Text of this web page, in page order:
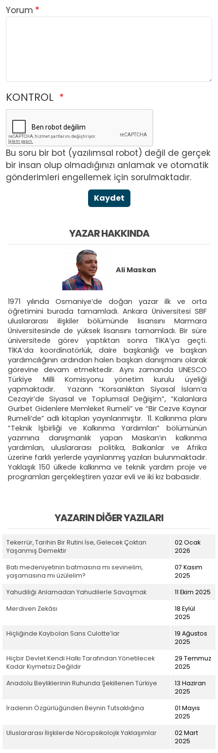
Yorum
KONTROL
Bu soru bir bot (yazılımsal robot) değil de gerçek
bir insan olup olmadığınızı anlamak ve otomatik
gönderimleri engellemek için sorulmaktadır.
Kaydet
YAZAR HAKKINDA
Ali Maskan
1971 yılında Osmaniye’de doğan yazar ilk ve orta
öğretimini burada tamamladı. Ankara Üniversitesi SBF
uluslararası ilişkiler bölümünde lisansını Marmara
Üniversitesinde de yüksek lisansını tamamladı. Bir süre
üniversitede görev yaptıktan sonra TİKA’ya geçti.
TİKA’da koordinatörlük, daire başkanlığı ve başkan
yardımcılığının ardından halen başkan danışmanı olarak
görevine devam etmektedir. Aynı zamanda UNESCO
Türkiye Milli Komisyonu yönetim kurulu üyeliği
yapmaktadır. Yazarın “Korsanlıktan Siyasal İslam’a
Cezayir’de Siyasal ve Toplumsal Değişim”, “Kalanlara
Gurbet Gidenlere Memleket Rumeli” ve “Bir Cezve Kaynar
Rumeli’de” adlı kitapları yayınlanmıştır. 11. Kalkınma planı
“Teknik İşbirliği ve Kalkınma Yardımları” bölümünün
yazımına danışmanlık yapan Maskan’ın kalkınma
yardımları, uluslararası politika, Balkanlar ve Afrika
üzerine farklı yerlerde yayınlanmış yazıları bulunmaktadır.
Yaklaşık 150 ülkede kalkınma ve teknik yardım proje ve
programları gerçekleştiren yazar evli ve iki kız babasıdır.
YAZARIN DIĞER YAZILARI
Tekerrür, Tarihin Bir Rutini İse, Gelecek Çoktan
Yaşanmış Demektir
02 Ocak
2026
Batı medeniyetinin batmasına mı sevinelim,
yaşamasına mı üzülelim?
07 Kasım
2025
Yahudiliği Anlamadan Yahudilerle Savaşmak
11 Ekim 2025
Merdiven Zekâsı
18 Eylül
2025
Hiçliğinde Kaybolan Sans Culotte’lar
19 Ağustos
2025
Hiçbir Devlet Kendi Halkı Tarafından Yönetilecek
Kadar Kıymetsiz Değildir
29 Temmuz
2025
Anadolu Beyliklerinin Ruhunda Şekillenen Türkiye
13 Haziran
2025
İradenin Özgürlüğünden Beynin Tutsaklığına
01 Mayıs
2025
Uluslararası İlişkilerde Nöropsikolojik Yaklaşımlar
02 Mart
2025